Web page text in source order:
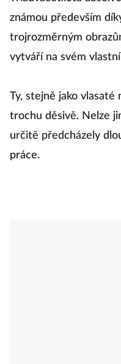
známou především
trojrozměrným
vytváří na svém
Ty, stejně jako
trochu děsivě. Nelze
určitě předcházely
práce.